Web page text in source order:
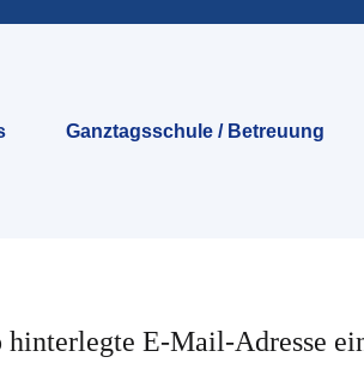
Ganztagsschule / Betreuung
E-Mail-Adresse